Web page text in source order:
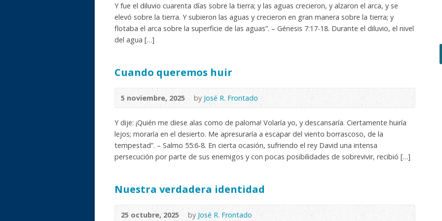
Y fue el diluvio cuarenta días sobre la tierra; y las aguas crecieron, y alzaron el arca, y se
elevó sobre la tierra. Y subieron las aguas y crecieron en gran manera sobre la tierra; y
flotaba el arca sobre la superficie de las aguas”. – Génesis 7:17-18. Durante el diluvio, el nivel
del agua […]
Cuando queremos huir
5 noviembre, 2025 byJosé R. Frontado
Y dije: ¡Quién me diese alas como de paloma! Volaría yo, y descansaría. Ciertamente huiría
lejos; moraría en el desierto. Me apresuraría a escapar del viento borrascoso, de la
tempestad”. – Salmo 55:6-8. En cierta ocasión, sufriendo el rey David una intensa
persecución por parte de sus enemigos y con pocas posibilidades de sobrevivir, recibió […]
Nuestra verdadera identidad
25 octubre, 2025 byJosé R. Frontado